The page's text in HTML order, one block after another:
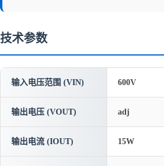
技术参数
输入电压范围 (VIN) 600V
输出电压 (VOUT) adj
输出电流 (IOUT) 15W